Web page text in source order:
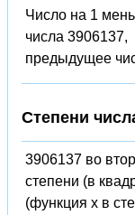
Число на 1
числа 3906137,
предыдущее
Степени
3906137 во
степени (в
(функция x в